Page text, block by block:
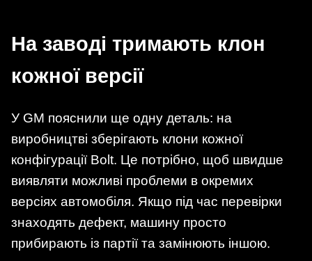
На заводі тримають клон
кожної версії
У GM пояснили ще одну деталь: на
виробництві зберігають клони кожної
конфігурації Bolt. Це потрібно, щоб швидше
виявляти можливі проблеми в окремих
версіях автомобіля. Якщо під час перевірки
знаходять дефект, машину просто
прибирають із партії та замінюють іншою.